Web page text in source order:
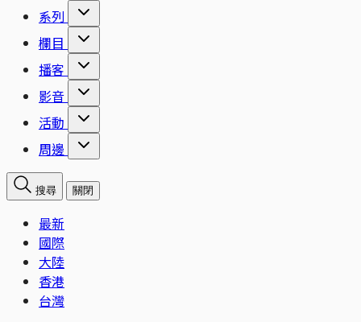
系列
欄目
播客
影音
活動
周邊
搜尋 關閉
最新
國際
大陸
香港
台灣